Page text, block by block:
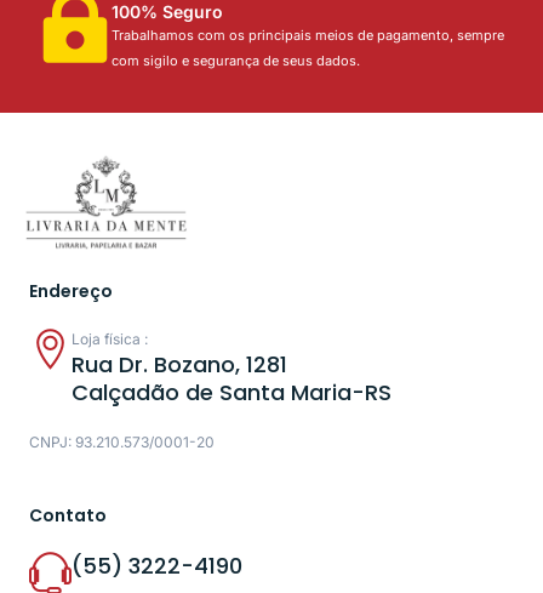
100% Seguro
Trabalhamos com os principais meios de pagamento, sempre
com sigilo e segurança de seus dados.
Endereço
Loja física :
Rua Dr. Bozano, 1281
Calçadão de Santa Maria-RS
CNPJ: 93.210.573/0001-20
Contato
(55) 3222-4190